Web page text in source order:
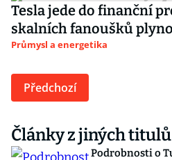
Tesla jede do finanční
skalních fanoušků
Průmysl a energetika
Předchozí
Články z jiných titulů
Podrobnosti o